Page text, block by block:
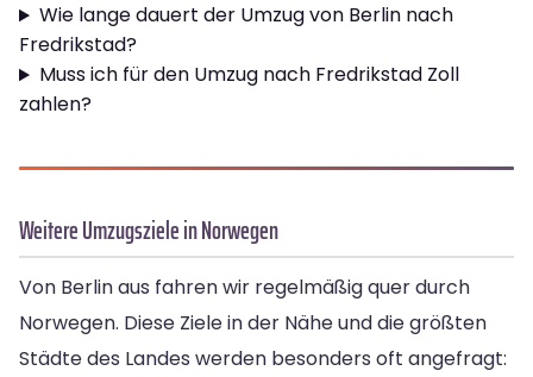
Wie lange dauert der Umzug von Berlin nach
Fredrikstad?
Muss ich für den Umzug nach Fredrikstad Zoll
zahlen?
Weitere Umzugsziele in Norwegen
Von Berlin aus fahren wir regelmäßig quer durch
Norwegen. Diese Ziele in der Nähe und die größten
Städte des Landes werden besonders oft angefragt: